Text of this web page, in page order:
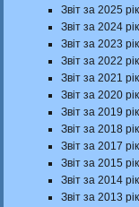
Звіт за 2025 рік
Звіт за 2024 рік
Звіт за 2023 рік
Звіт за 2022 рік
Звіт за 2021 рік
Звіт за 2020 рік
Звіт за 2019 рік
Звіт за 2018 рік
Звіт за 2017 рік
Звіт за 2015 рік
Звіт за 2014 рік
Звіт за 2013 рік